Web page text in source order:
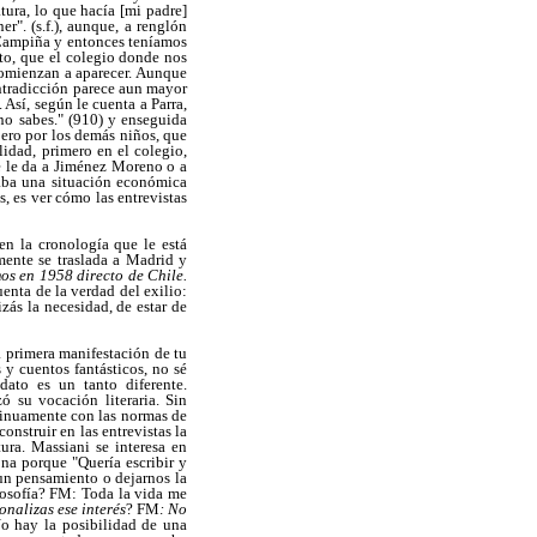
lo que hacía [mi padre]
(s.f.), aunque, a renglón
y entonces teníamos
que el colegio donde nos
a aparecer. Aunque
parece aun mayor
según le cuenta a Parra,
sabes." (910) y enseguida
por los demás niños, que
primero en el colegio,
le da a Jiménez Moreno o a
una situación económica
es ver cómo las entrevistas
la cronología que le está
se traslada a Madrid y
en 1958 directo de Chile.
de la verdad del exilio:
la necesidad, de estar de
primera manifestación de tu
cuentos fantásticos, no sé
es un tanto diferente.
su vocación literaria. Sin
con las normas de
en las entrevistas la
Massiani se interesa en
porque "Quería escribir y
pensamiento o dejarnos la
FM: Toda la vida me
ese interés? FM: No
hay la posibilidad de una